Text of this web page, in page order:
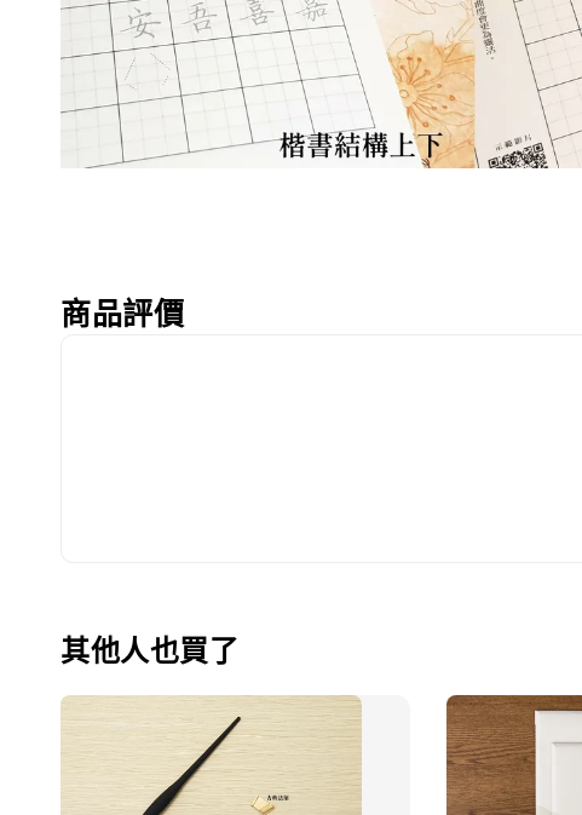
商品評價
其他人也買了